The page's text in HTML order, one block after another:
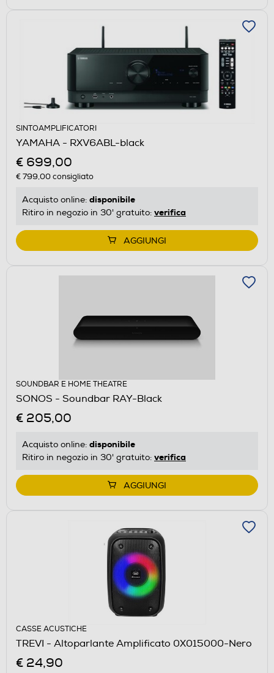
SINTOAMPLIFICATORI
YAMAHA - RXV6ABL-black
€ 699,00
€ 799,00consigliato
Acquisto online: disponibile
Ritiro in negozio in 30' gratuito: verifica
AGGIUNGI
SOUNDBAR E HOME THEATRE
SONOS - Soundbar RAY-Black
€ 205,00
Acquisto online: disponibile
Ritiro in negozio in 30' gratuito: verifica
AGGIUNGI
CASSE ACUSTICHE
TREVI - Altoparlante Amplificato 0X015000-Nero
€ 24,90